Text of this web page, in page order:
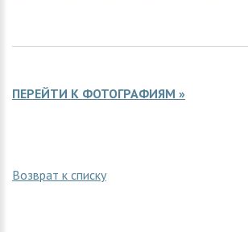
ПЕРЕЙТИ К ФОТОГРАФИЯМ »
Возврат к списку